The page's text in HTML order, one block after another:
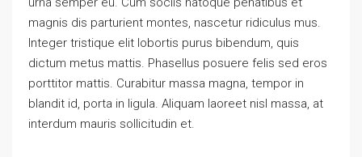
magnis dis parturient montes, nascetur ridiculus mus.
Integer tristique elit lobortis purus bibendum, quis
dictum metus mattis. Phasellus posuere felis sed eros
porttitor mattis. Curabitur massa magna, tempor in
blandit id, porta in ligula. Aliquam laoreet nisl massa, at
interdum mauris sollicitudin et.